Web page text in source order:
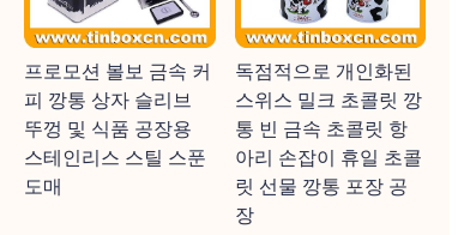
프로모션 볼보 금속 커
피 깡통 상자 슬리브
뚜껑 및 식품 공장용
스테인리스 스틸 스푼
도매
독점적으로 개인화된
스위스 밀크 초콜릿 깡
통 빈 금속 초콜릿 항
아리 손잡이 휴일 초콜
릿 선물 깡통 포장 공
장